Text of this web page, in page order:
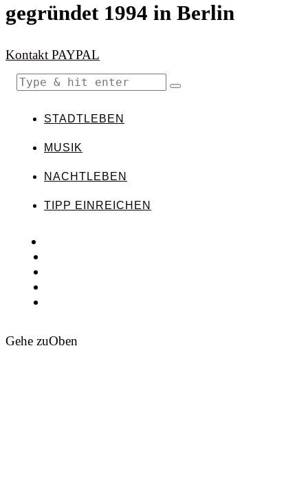
gegründet 1994 in Berlin
Kontakt PAYPAL
STADTLEBEN
MUSIK
NACHTLEBEN
TIPP EINREICHEN
Gehe zuOben